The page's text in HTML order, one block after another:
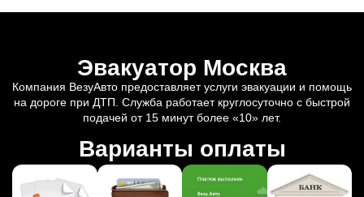
Эвакуатор Москва
Компания ВезуАвто предоставляет услуги эвакуации и помощь
на дороге при ДТП. Служба работает круглосуточно с быстрой
подачей от 15 минут более «10» лет.
Варианты оплаты